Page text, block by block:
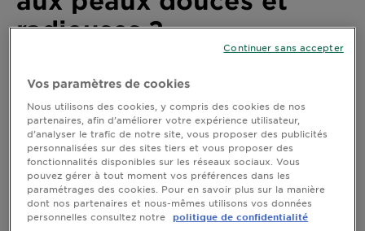
Au coeur
de
l'ingrédient
Garnier x
Gisele
Bündchen
Notre
magazine
radieuses ?
Surnommé la « rose du Japon » en raison de ses
origines asiatiques, le camélia est un arbuste qui
produit des fleurs aux couleurs aussi variées que
chatoyantes. Utilisées dès le 7e siècle par les femmes
japonaises, les fleurs de camélia possèdent de
multiples propriétés qui rendent la peau douce et
radieuse. Découvrez tous les secrets de beauté du
Vos paramètres de cookies
Nous utilisons des cookies, y compris des cookies de nos
partenaires, afin d’améliorer votre expérience utilisateur,
d’analyser le trafic de notre site, vous proposer des publicités
personnalisées sur des sites tiers et vous proposer des
fonctionnalités disponibles sur les réseaux sociaux. Vous
pouvez gérer à tout moment vos préférences dans les
paramétrages des cookies. Pour en savoir plus sur la manière
dont nos partenaires et nous-mêmes utilisons vos données
personnelles consultez notre
politique de confidentialité
Continuer sans accepter